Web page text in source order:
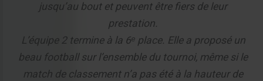
jusqu’au bout et peuvent être fiers de leur
prestation.
L’équipe 2 termine à la 6ᵉ place. Elle a proposé un
beau football sur l’ensemble du tournoi, même si le
match de classement n’a pas été à la hauteur de